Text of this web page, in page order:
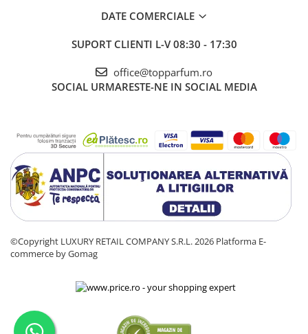
DATE COMERCIALE
SUPORT CLIENTI L-V 08:30 - 17:30
office@topparfum.ro
SOCIAL URMARESTE-NE IN SOCIAL MEDIA
©Copyright LUXURY RETAIL COMPANY S.R.L. 2026 Platforma E-
commerce by Gomag